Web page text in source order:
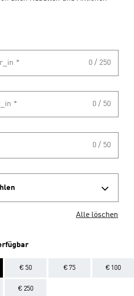
* 0 / 250
* 0 / 50
0 / 50
Alle löschen
€ 50 € 75 € 100
€ 250